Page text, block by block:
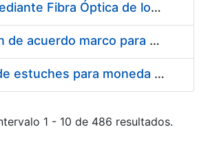
Conexión mediante Fibra Óptica de los Centros de Proceso de Datos (CPDs) de las sedes de la FNMT-RCM de Burgos y Madrid
Contratación de acuerdo marco para el Suministro de Material de Electricidad para la Fábrica Nacional de Moneda y Timbre-Real Casa de la Moneda en su centro de trabajo de Burgos
Suministro de estuches para moneda de 30 €
1 - 10 de 486 resultados.